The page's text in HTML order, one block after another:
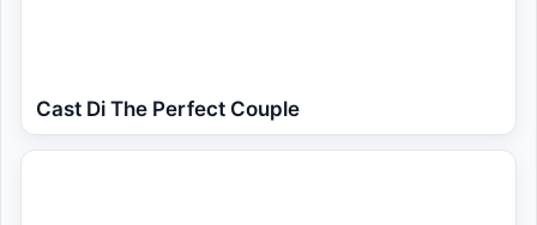
Cast Di The Perfect Couple